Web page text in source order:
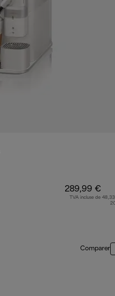
289,99 €
TVA incluse de
Comparer